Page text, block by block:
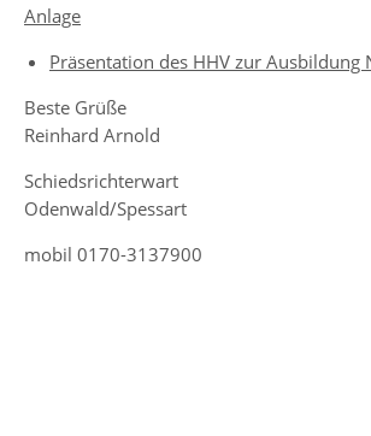
Anlage
Präsentation des HHV zur Ausbildung
Beste Grüße
Reinhard Arnold
Schiedsrichterwart
Odenwald/Spessart
mobil 0170-3137900